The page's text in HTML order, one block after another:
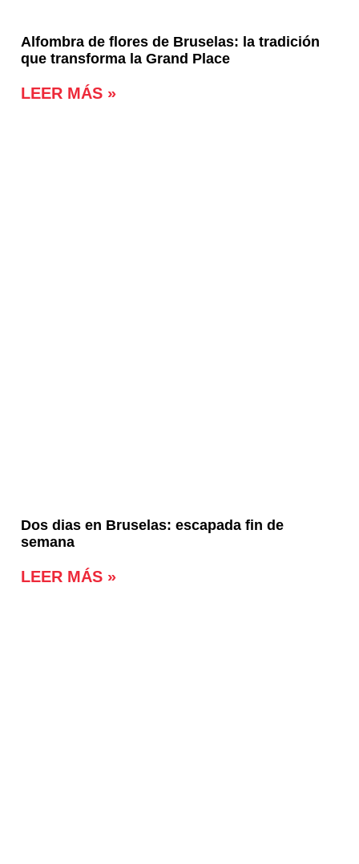
Alfombra de flores de Bruselas: la tradición
que transforma la Grand Place
LEER MÁS »
Dos dias en Bruselas: escapada fin de
semana
LEER MÁS »